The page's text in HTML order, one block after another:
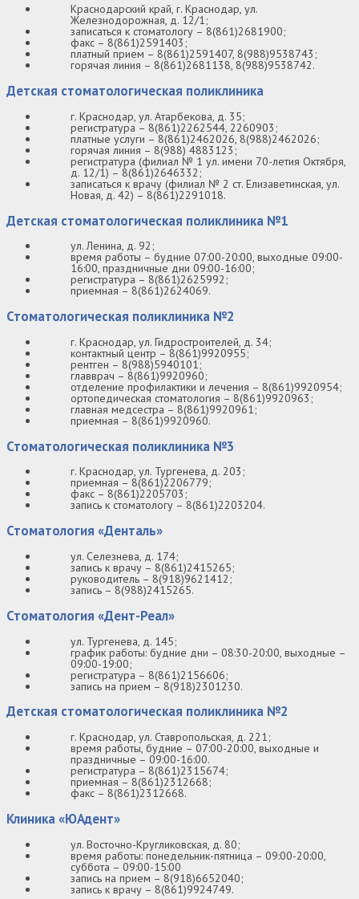
Краснодарский край, г. Краснодар, ул.
Железнодорожная, д. 12/1;
записаться к стоматологу – 8(861)2681900;
факс – 8(861)2591403;
платный прием – 8(861)2591407, 8(988)9538743;
горячая линия – 8(861)2681138, 8(988)9538742.
Детская стоматологическая поликлиника
г. Краснодар, ул. Атарбекова, д. 35;
регистратура – 8(861)2262544, 2260903;
платные услуги – 8(861)2462026, 8(988)2462026;
горячая линия – 8(988) 4883123;
регистратура (филиал № 1 ул. имени 70-летия Октября,
д. 12/1) – 8(861)2646332;
записаться к врачу (филиал № 2 ст. Елизаветинская, ул.
Новая, д. 42) – 8(861)2291018.
Детская стоматологическая поликлиника №1
ул. Ленина, д. 92;
время работы – будние 07:00-20:00, выходные 09:00-
16:00, праздничные дни 09:00-16:00;
регистратура – 8(861)2625992;
приемная – 8(861)2624069.
Стоматологическая поликлиника №2
г. Краснодар, ул. Гидростроителей, д. 34;
контактный центр – 8(861)9920955;
рентген – 8(988)5940101;
главврач – 8(861)9920960;
отделение профилактики и лечения – 8(861)9920954;
ортопедическая стоматология – 8(861)9920963;
главная медсестра – 8(861)9920961;
приемная – 8(861)9920960.
Стоматологическая поликлиника №3
г. Краснодар, ул. Тургенева, д. 203;
приемная – 8(861)2206779;
факс – 8(861)2205703;
запись к стоматологу – 8(861)2203204.
Стоматология «Денталь»
ул. Селезнева, д. 174;
запись к врачу – 8(861)2415265;
руководитель – 8(918)9621412;
запись – 8(988)2415265.
Стоматология «Дент-Реал»
ул. Тургенева, д. 145;
график работы: будние дни – 08:30-20:00, выходные –
09:00-19:00;
регистратура – 8(861)2156606;
запись на прием – 8(918)2301230.
Детская стоматологическая поликлиника №2
г. Краснодар, ул. Ставропольская, д. 221;
время работы, будние – 07:00-20:00, выходные и
праздничные – 09:00-16:00.
регистратура – 8(861)2315674;
приемная – 8(861)2312668;
факс – 8(861)2312668.
Клиника «ЮАдент»
ул. Восточно-Кругликовская, д. 80;
время работы: понедельник-пятница – 09:00-20:00,
суббота – 09:00-15:00
запись на прием – 8(918)6652040;
запись к врачу – 8(861)9924749.